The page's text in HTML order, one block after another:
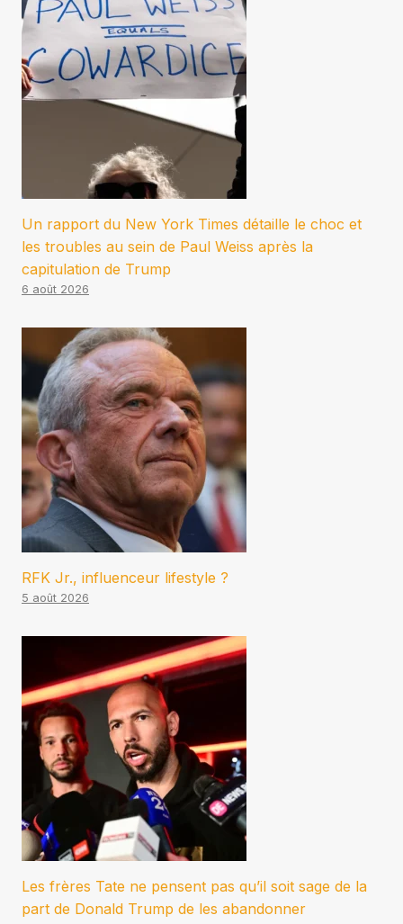
Un rapport du New York Times détaille le choc et
les troubles au sein de Paul Weiss après la
capitulation de Trump
6 août 2026
RFK Jr., influenceur lifestyle ?
5 août 2026
Les frères Tate ne pensent pas qu’il soit sage de la
part de Donald Trump de les abandonner